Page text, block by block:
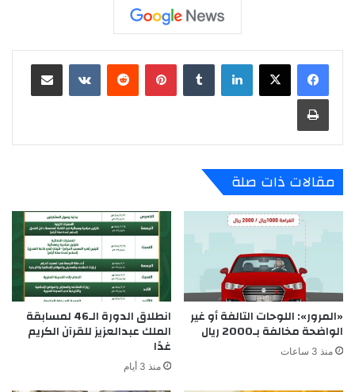
لينكدإن بينتيريست
مقالات ذات صلة
«المرور»: اللوحات التالفة أو غير
الواضحة مخالفة بـ2000 ريال
منذ 3 ساعات
انطلاق الدورة الـ46 لمسابقة
الملك عبدالعزيز للقرآن الكريم
غدًا
منذ 3 أيام